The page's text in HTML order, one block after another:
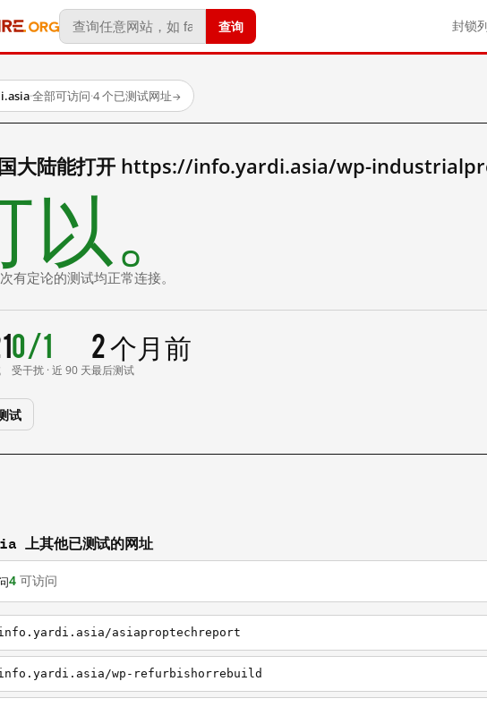
查询 封锁
·全部可访问·4 个已测试网址→
大陆能打开 https://info.yardi.asia/wp-
。
有定论的测试均正常连接。
0/1
受干扰 · 近 90 天
2 个月前
最后测试
试
其他已测试的网址
4 可访问
asiaproptechreport
wp-refurbishorrebuild